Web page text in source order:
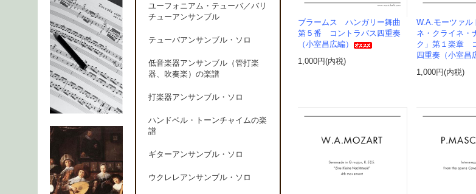
ブラームス ハンガリー舞曲
第５番 コントラバス四重奏
（小室昌広編）
1,000円(内税)
W.A.モーツァ
ネ・クライネ・
ク」第１楽章
四重奏（小室昌
1,000円(内税)
ユーフォニアム・テューバ／バリ
チューアンサンブル
テューバアンサンブル・ソロ
低音楽器アンサンブル（管打楽
器、吹奏楽）の楽譜
打楽器アンサンブル・ソロ
ハンドベル・トーンチャイムの楽
譜
ギターアンサンブル・ソロ
ウクレレアンサンブル・ソロ